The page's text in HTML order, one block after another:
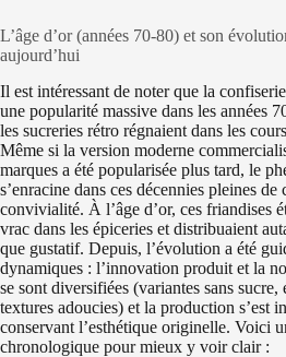
L’âge d’or (années 70-80) et son
aujourd’hui
Il est intéressant de noter que la
une popularité massive dans les années
les sucreries rétro régnaient dans les
Même si la version moderne
marques a été popularisée plus tard, le
s’enracine dans ces décennies pleines de
convivialité. À l’âge d’or, ces friandises
vrac dans les épiceries et distribuaient
que gustatif. Depuis, l’évolution a été
dynamiques : l’innovation produit et la
se sont diversifiées (variantes sans
textures adoucies) et la production s’est
conservant l’esthétique originelle. Voici
chronologique pour mieux y voir clair :